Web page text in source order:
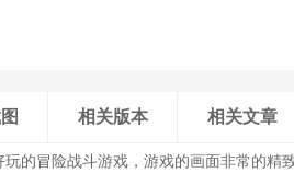
相关版本 相关文章
玩的冒险战斗游戏，游戏的画面非常的精